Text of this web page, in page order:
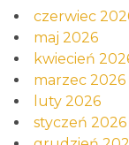
czerwiec
maj 2026
kwiecień
marzec 2026
luty 2026
styczeń 2026